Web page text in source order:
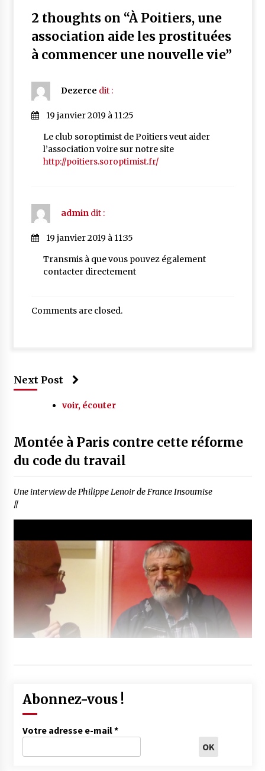
2 thoughts on “À Poitiers, une
association aide les prostituées
à commencer une nouvelle vie”
Dezerce dit :
19 janvier 2019 à 11:25
Le club soroptimist de Poitiers veut aider
l’association voire sur notre site
http://poitiers.soroptimist.fr/
admin dit :
19 janvier 2019 à 11:35
Transmis à que vous pouvez également
contacter directement
Comments are closed.
Next Post
voir, écouter
Montée à Paris contre cette réforme
du code du travail
Une interview de Philippe Lenoir de France Insoumise
//
Abonnez-vous !
Votre adresse e-mail*